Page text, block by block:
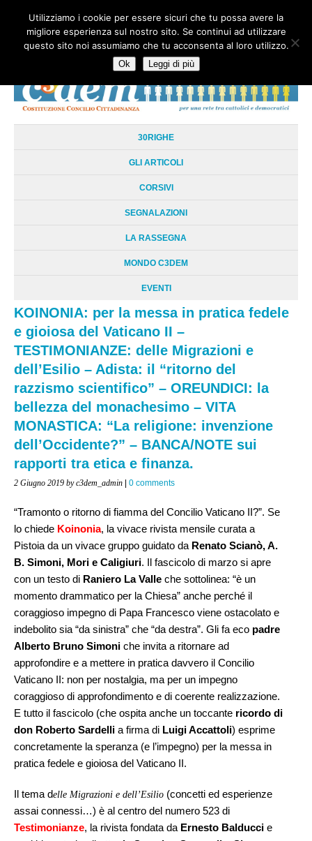
HOME CHI SIAMO LA RETE LE RADICI DOCUMENTAZIONE
AREE TEMATICHE
30RIGHE
GLI ARTICOLI
CORSIVI
SEGNALAZIONI
LA RASSEGNA
MONDO C3DEM
EVENTI
KOINONIA: per la messa in pratica fedele
e gioiosa del Vaticano II –
TESTIMONIANZE: delle Migrazioni e
dell’Esilio – Adista: il “ritorno del
razzismo scientifico” – OREUNDICI: la
bellezza del monachesimo – VITA
MONASTICA: “La religione: invenzione
dell’Occidente?” – BANCA/NOTE sui
rapporti tra etica e finanza.
2 Giugno 2019 by c3dem_admin | 0 comments
“Tramonto o ritorno di fiamma del Concilio Vaticano II?”. Se
lo chiede Koinonia, la vivace rivista mensile curata a
Pistoia da un vivace gruppo guidato da Renato Scianò, A.
B. Simoni, Mori e Caligiuri. Il fascicolo di marzo si apre
con un testo di Raniero La Valle che sottolinea: “è un
momento drammatico per la Chiesa” anche perché il
coraggioso impegno di Papa Francesco viene ostacolato e
indebolito sia “da sinistra” che “da destra”. Gli fa eco padre
Alberto Bruno Simoni che invita a ritornare ad
approfondire e a mettere in pratica davvero il Concilio
Vaticano II: non per nostalgia, ma per un impegno
coraggioso di approfondimento e di coerente realizzazione.
E tutto il fascicolo (che ospita anche un toccante ricordo di
don Roberto Sardelli a firma di Luigi Accattoli) esprime
concretamente la speranza (e l’impegno) per la messa in
pratica fedele e gioiosa del Vaticano II.
Il tema delle Migrazioni e dell’Esilio (concetti ed esperienze
assai connessi…) è al centro del numero 523 di
Testimonianze, la rivista fondata da Ernesto Balducci e
Utilizziamo i cookie per essere sicuri che tu possa avere la
migliore esperienza sul nostro sito. Se continui ad utilizzare
questo sito noi assumiamo che tu acconsenta al loro utilizzo.
Ok Leggi di più